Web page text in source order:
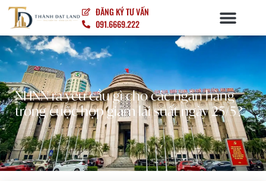
ĐĂNG KÝ TƯ VẤN
091.6669.222
NHNN ra yêu cầu gì cho các ngân hàng
trong cuộc họp giảm lãi suất ngày 25/5?